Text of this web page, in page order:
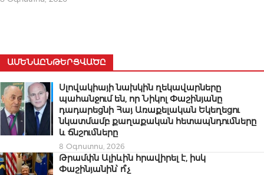
ԱՄԵՆԱԸՆԹԵՐՑՎԱԾԸ
Սլովակիայի նախկին ղեկավարները
պահանջում են, որ Նիկոլ Փաշինյանը
դադարեցնի Հայ Առաքելական Եկեղեցու
նկատմամբ քաղաքական հետապնդումները
և ճնշումները
8 Օգոստոս, 2026
Թրամփն Ալիևին հրավիրել է, իսկ
Փաշինյանին՝ ո՞չ